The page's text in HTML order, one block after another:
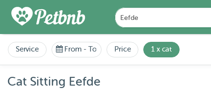
Service From - To Price 1 x cat
Cat Sitting Eefde